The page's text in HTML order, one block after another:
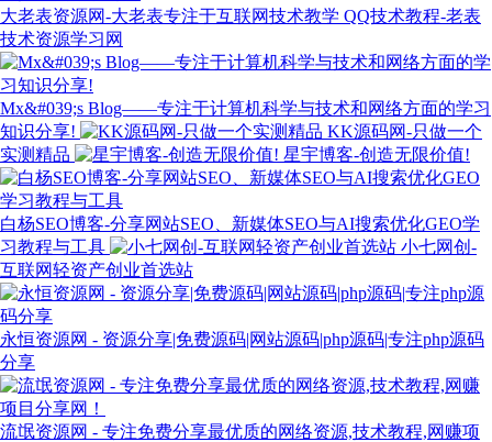
大老表资源网-大老表专注于互联网技术教学 QQ技术教程-老表
技术资源学习网
Mx&#039;s Blog——专注于计算机科学与技术和网络方面的学习
知识分享!
KK源码网-只做一个
实测精品
星宇博客-创造无限价值!
白杨SEO博客-分享网站SEO、新媒体SEO与AI搜索优化GEO学
习教程与工具
小七网创-
互联网轻资产创业首选站
永恒资源网 - 资源分享|免费源码|网站源码|php源码|专注php源码
分享
流氓资源网 - 专注免费分享最优质的网络资源,技术教程,网赚项